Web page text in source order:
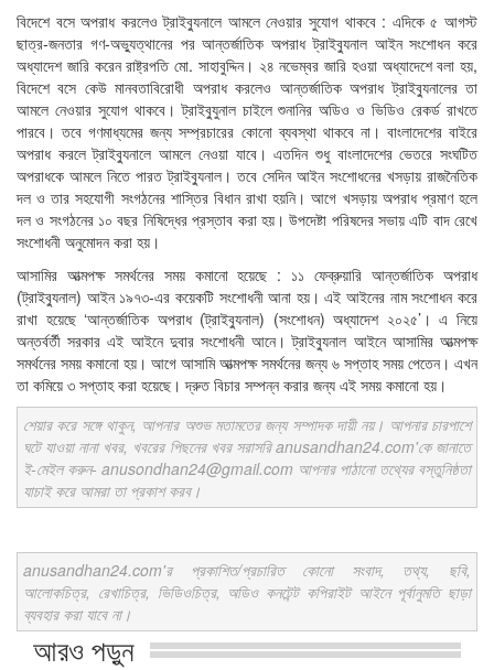
বিদেশে বসে অপরাধ করলেও ট্রাইব্যুনালে আমলে নেওয়ার সুযোগ থাকবে : এদিকে ৫ আগস্ট
ছাত্র-জনতার গণ-অভ্যুত্থানের পর আন্তর্জাতিক অপরাধ ট্রাইব্যুনাল আইন সংশোধন করে
অধ্যাদেশ জারি করেন রাষ্ট্রপতি মো. সাহাবুদ্দিন। ২৪ নভেম্বর জারি হওয়া অধ্যাদেশে বলা হয়,
বিদেশে বসে কেউ মানবতাবিরোধী অপরাধ করলেও আন্তর্জাতিক অপরাধ ট্রাইব্যুনালের তা
আমলে নেওয়ার সুযোগ থাকবে। ট্রাইবু্যুনাল চাইলে শুনানির অডিও ও ভিডিও রেকর্ড রাখতে
পারবে। তবে গণমাধ্যমের জন্য সম্প্রচারের কোনো ব্যবস্থা থাকবে না। বাংলাদেশের বাইরে
অপরাধ করলে ট্রাইব্যুনালে আমলে নেওয়া যাবে। এতদিন শুধু বাংলাদেশের ভেতরে সংঘটিত
অপরাধকে আমলে নিতে পারত ট্রাইব্যুনাল। তবে সেদিন আইন সংশোধনের খসড়ায় রাজনৈতিক
দল ও তার সহযোগী সংগঠনের শাস্তির বিধান রাখা হয়নি। আগে খসড়ায় অপরাধ প্রমাণ হলে
দল ও সংগঠনের ১০ বছর নিষিদ্ধের প্রস্তাব করা হয়। উপদেষ্টা পরিষদের সভায় এটি বাদ রেখে
সংশোধনী অনুমোদন করা হয়।
আসামির আত্মপক্ষ সমর্থনের সময় কমানো হয়েছে : ১১ ফেব্রুয়ারি আন্তর্জাতিক অপরাধ
(ট্রাইব্যুনাল) আইন ১৯৭৩-এর কয়েকটি সংশোধনী আনা হয়। এই আইনের নাম সংশোধন করে
রাখা হয়েছে ‘আন্তর্জাতিক অপরাধ (ট্রাইব্যুনাল) (সংশোধন) অধ্যাদেশ ২০২৫’। এ নিয়ে
অন্তর্বর্তী সরকার এই আইনে দুবার সংশোধনী আনে। ট্রাইব্যুনাল আইনে আসামির আত্মপক্ষ
সমর্থনের সময় কমানো হয়। আগে আসামি আত্মপক্ষ সমর্থনের জন্য ৬ সপ্তাহ সময় পেতেন। এখন
তা কমিয়ে ৩ সপ্তাহ করা হয়েছে। দ্রুত বিচার সম্পন্ন করার জন্য এই সময় কমানো হয়।
শেয়ার করে সঙ্গে থাকুন, আপনার অশুভ মতামতের জন্য সম্পাদক দায়ী নয়। আপনার চারপাশে
ঘটে যাওয়া নানা খবর, খবরের পিছনের খবর সরাসরি anusandhan24.com'কে জানাতে
ই-মেইল করুন- anusondhan24@gmail.com আপনার পাঠানো তথ্যের বস্তুনিষ্ঠতা
যাচাই করে আমরা তা প্রকাশ করব।
anusandhan24.com'র প্রকাশিত/প্রচারিত কোনো সংবাদ, তথ্য, ছবি,
আলোকচিত্র, রেখাচিত্র, ভিডিওচিত্র, অডিও কনটেন্ট কপিরাইট আইনে পূর্বানুমতি ছাড়া
ব্যবহার করা যাবে না।
আরও পড়ুন